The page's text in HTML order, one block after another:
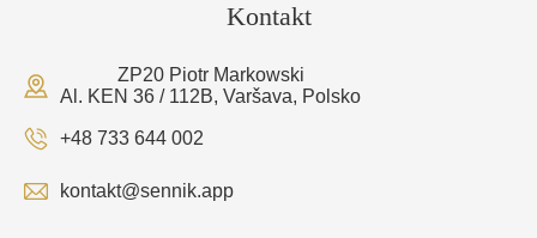
Kontakt
ZP20 Piotr Markowski
Al. KEN 36 / 112B, Varšava, Polsko
+48 733 644 002
kontakt@sennik.app